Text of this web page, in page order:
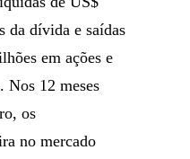
da dívida e saídas
em ações e
Nos 12 meses
os
no mercado